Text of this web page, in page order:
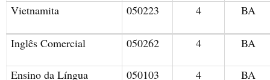
Vietnamita 050223 4 BA
Inglês Comercial 050262 4 BA
Ensino da Língua
050103 4 BA